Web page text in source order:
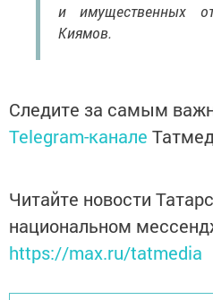
и имущественных
Киямов.
Следите за самым
Telegram-канале
Читайте новости
национальном
https://max.ru/tatmedia